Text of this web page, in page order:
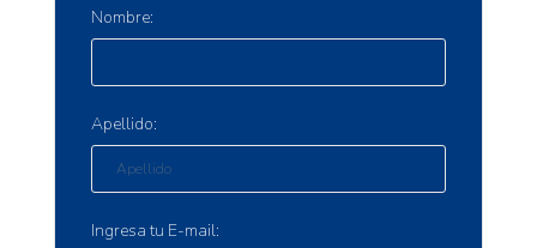
Nombre:
Apellido:
Ingresa tu E-mail: